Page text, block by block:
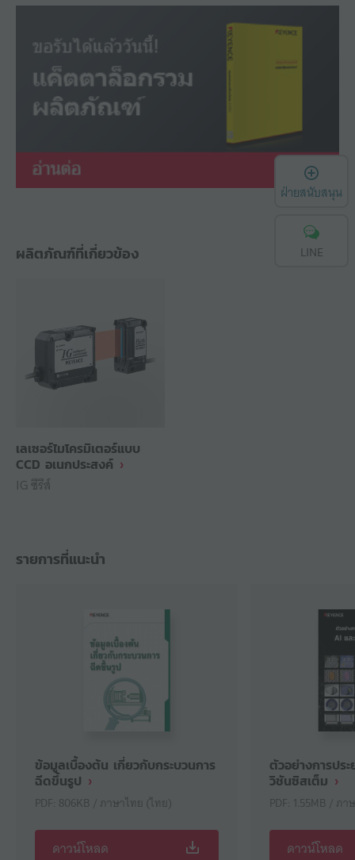
ผลิตภัณฑ์ที่เกี่ยวข้อง
เลเซอร์ไมโครมิเตอร์แบบ
CCD อเนกประสงค์
IG ซีรีส์
รายการที่แนะนำ
ข้อมูลเบื้องต้น เกี่ยวกับกระบวนการ
ฉีดขึ้นรูป
PDF: 806KB / ภาษาไทย (ไทย)
ดาวน์โหลด
ตัวอย่างการปร
วิชันซิสเต็ม
PDF: 1.55MB / ภ
ดาวน์โหลด
ฝ่ายสนับสนุน
LINE